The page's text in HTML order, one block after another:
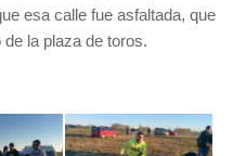
esa calle fue asfaltada, que
la plaza de toros.